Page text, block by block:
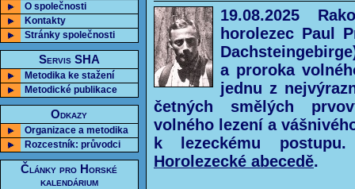
O společnosti
Kontakty
Stránky společnosti
Servis SHA
Metodika ke stažení
Metodické publikace
Odkazy
Organizace a metodika
Rozcestník: průvodci
Články pro Horské
kalendárium
19.08.2025
horolezec Paul
a proroka
jednu z
četných smělých
volného lezení a
k lezeckému
Horolezecké abecedě.